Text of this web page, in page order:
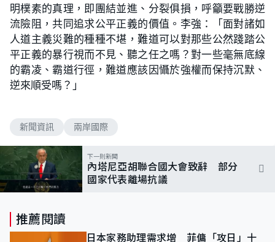
明樸素的真理，即團結並進、分裂俱損，呼籲要戰勝逆
流險阻，共同追求公平正義的價值。李強：「面對諸如
人道主義災難的種種不堪，難道可以對那些公然踐踏公
平正義的暴行視而不見、聽之任之嗎？對一些毫無底線
的霸凌、霸道行徑，難道應該因懾於強權而保持沉默、
逆來順受嗎？」
新聞資訊 兩岸國際
下一則新聞
內塔尼亞胡聯合國大會致辭 部分
國家代表離場抗議
推薦閱讀
日本家務助理需求增 菲傭「攻日」十